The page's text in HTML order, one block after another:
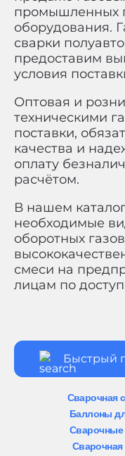
промышленных
оборудования.
сварки
предоставим
условия
Оптовая и
техническими
поставки,
качества и
оплату
расчётом.
В нашем
необходимые
оборотных
смеси на
лицам по
Сварочная
Баллоны
Сварочные